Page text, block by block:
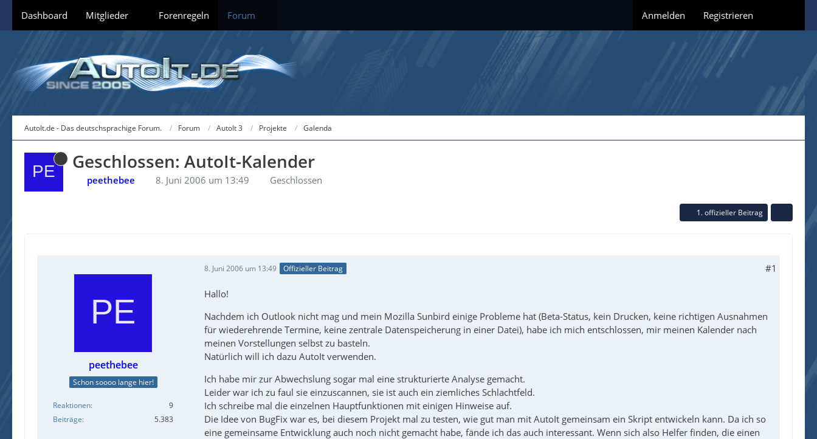
Dashboard Mitglieder Forenregeln Forum Anmelden Registrieren
AutoIt.de - Das deutschsprachige Forum. Forum AutoIt 3 Projekte Galenda
Geschlossen: AutoIt-Kalender
peethebee 8. Juni 2006 um 13:49 Geschlossen
1. offizieller Beitrag
peethebee
Schon soooo lange hier!
Reaktionen
9
Beiträge
5.383
8. Juni 2006 um 13:49 Offizieller Beitrag #1
Hallo!
Nachdem ich Outlook nicht mag und mein Mozilla Sunbird einige Probleme hat (Beta-Status, kein Drucken, keine richtigen Ausnahmen
für wiederehrende Termine, keine zentrale Datenspeicherung in einer Datei), habe ich mich entschlossen, mir meinen Kalender nach
meinen Vorstellungen selbst zu basteln.
Natürlich will ich dazu AutoIt verwenden.
Ich habe mir zur Abwechslung sogar mal eine strukturierte Analyse gemacht.
Leider war ich zu faul sie einzuscannen, sie ist auch ein ziemliches Schlachtfeld.
Ich schreibe mal die einzelnen Hauptfunktionen mit einigen Hinweise auf.
Die Idee von BugFix war es, bei diesem Projekt mal zu testen, wie gut man mit AutoIt gemeinsam ein Skript entwickeln kann. Da ich so
eine gemeinsame Entwicklung auch noch nicht gemacht habe, fände ich das auch interessant. Wenn sich also Helfer finden, die einen